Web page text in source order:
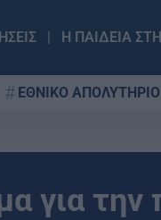
Η ΠΑΙΔΕΙΑ
ΕΘΝΙΚΟ ΑΠΟΛΥΤΗΡΙΟ
για